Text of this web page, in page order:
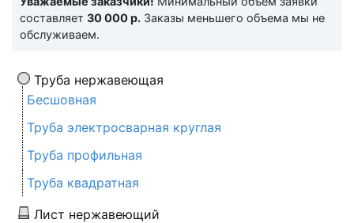
составляет 30 000 р. Заказы меньшего объема мы не
обслуживаем.
Труба нержавеющая
Бесшовная
Труба электросварная круглая
Труба профильная
Труба квадратная
Лист нержавеющий